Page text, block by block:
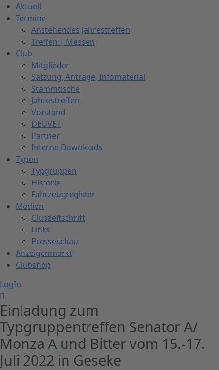
Aktuell
Termine
Anstehendes Jahrestreffen
Treffen | Messen
Club
Mitglieder
Satzung, Anträge, Infomaterial
Stammtische
Jahrestreffen
Vorstand
DEUVET
Partner
Interne Downloads
Typen
Typgruppen
Historie
Fahrzeugregister
Medien
Clubzeitschrift
Links
Presseschau
Anzeigenmarkt
Clubshop
LogIn
Einladung zum
Typgruppentreffen Senator A/
Monza A und Bitter vom 15.-17.
Juli 2022 in Geseke